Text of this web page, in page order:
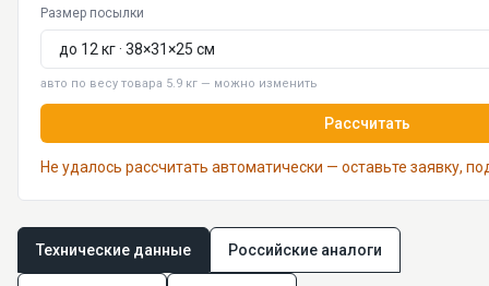
Размер посылки
авто по весу товара 5.9 кг — можно изменить
Рассчитать
Не удалось рассчитать автоматически — оставьте заявку,
Технические данные Российские аналоги